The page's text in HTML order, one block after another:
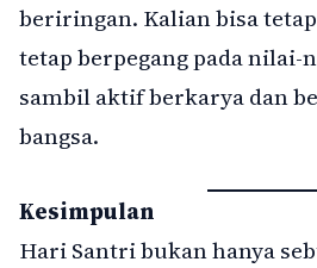
beriringan. Kalian bisa
tetap berpegang pada
sambil aktif berkarya dan
bangsa.
Kesimpulan
Hari Santri bukan hanya